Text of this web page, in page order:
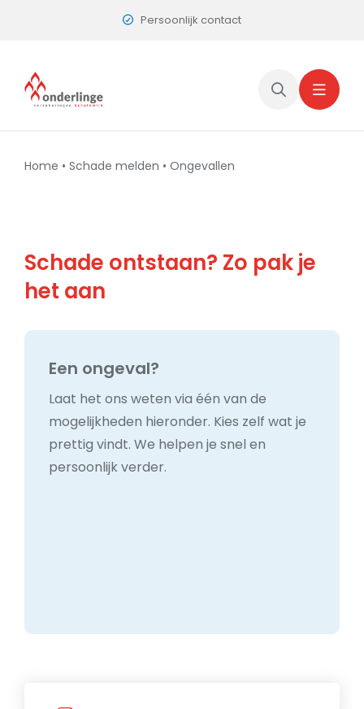
Persoonlijk contact
Home • Schade melden • Ongevallen
Schade ontstaan? Zo pak je
het aan
Een ongeval?
Laat het ons weten via één van de
mogelijkheden hieronder. Kies zelf wat je
prettig vindt. We helpen je snel en
persoonlijk verder.